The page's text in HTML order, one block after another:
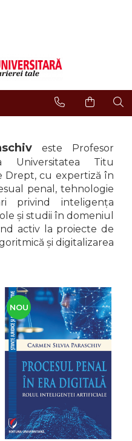
este Profesor
Universitatea Titu
Drept, cu expertiză în
penal, tehnologie
privind inteligența
și studii în domeniul
activ la proiecte de
și digitalizarea
NOU